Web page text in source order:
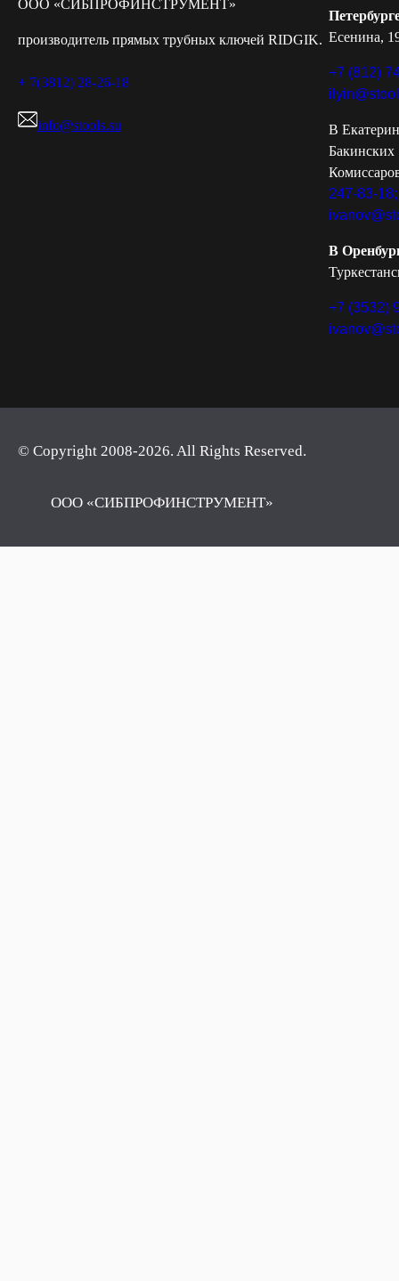
ООО «СИБПРОФИНСТРУМЕНТ»
производитель прямых трубных ключей RIDGIK.
+ 7(3812) 28-26-18
info@stools.su
Есенина,
+7 (812)
В
Бакинских
247-83-18;
В
+7 (3532)
© Copyright 2008-2026. All Rights Reserved.
ООО «СИБПРОФИНСТРУМЕНТ»